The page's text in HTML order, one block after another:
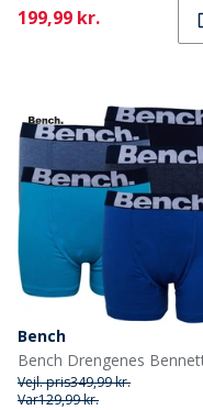
Current
199,99 kr.
Bench
Vejl. pris349,99 kr.
Var129,99 kr.